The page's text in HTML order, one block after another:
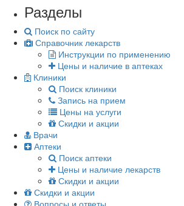
Разделы
Поиск по сайту
Справочник лекарств
Инструкции по применению
Цены и наличие в аптеках
Клиники
Поиск клиники
Запись на прием
Цены на услуги
Скидки и акции
Врачи
Аптеки
Поиск аптеки
Цены и наличие лекарств
Скидки и акции
Скидки и акции